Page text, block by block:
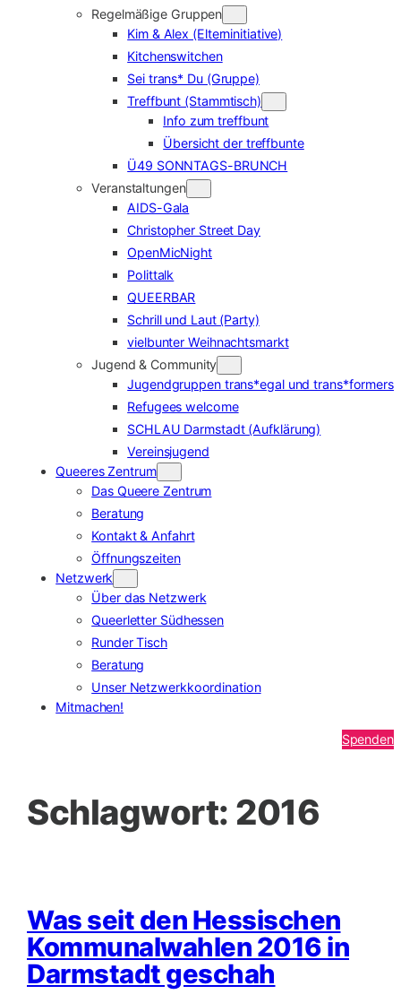
Regelmäßige Gruppen
Kim & Alex (Elterninitiative)
Kitchenswitchen
Sei trans* Du (Gruppe)
Treffbunt (Stammtisch)
Info zum treffbunt
Übersicht der treffbunte
Ü49 SONNTAGS-BRUNCH
Veranstaltungen
AIDS-Gala
Christopher Street Day
OpenMicNight
Polittalk
QUEERBAR
Schrill und Laut (Party)
vielbunter Weihnachtsmarkt
Jugend & Community
Jugendgruppen trans*egal und trans*formers
Refugees welcome
SCHLAU Darmstadt (Aufklärung)
Vereinsjugend
Queeres Zentrum
Das Queere Zentrum
Beratung
Kontakt & Anfahrt
Öffnungszeiten
Netzwerk
Über das Netzwerk
Queerletter Südhessen
Runder Tisch
Beratung
Unser Netzwerkkoordination
Mitmachen!
Spenden
Schlagwort: 2016
Was seit den Hessischen
Kommunalwahlen 2016 in
Darmstadt geschah